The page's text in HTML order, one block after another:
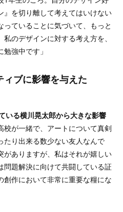
』を切り離して考えてはいけない
ていることに気づいて、もっと
のデザインに対する考え方を、
強中です」
ブに影響を与えた
いる横川晃太郎​​から大きな影響
校が一緒で、アートについて真剣
たり出来る数少ない友人なんで
がありますが、​​​​私はそれが嬉しい
問題解決に向けて共闘している証
創作において非常に重要な糧にな